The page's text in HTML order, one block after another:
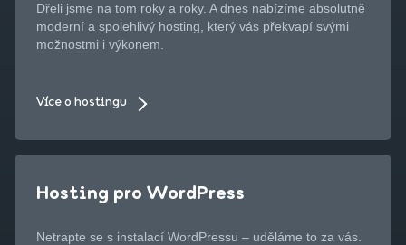
Dřeli jsme na tom roky a roky. A dnes nabízíme absolutně
moderní a spolehlivý hosting, který vás překvapí svými
možnostmi i výkonem.
Více o hostingu
Hosting pro WordPress
Netrapte se s instalací WordPressu – uděláme to za vás.